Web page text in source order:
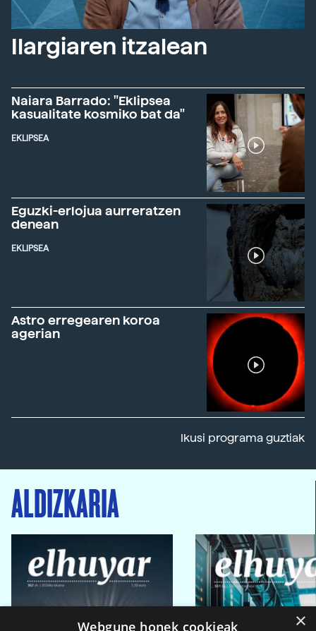
Ilargiaren itzalean
Naiara Barrado: "Eklipsea
kasualitate kosmiko bat da"
EKLIPSEA
Eguzki-erlojua aurreratzen
denean
EKLIPSEA
Astro erregearen koroa
agerian
Ikusi programa guztiak
ALDIZKARIA
×
Webgune honek cookieak